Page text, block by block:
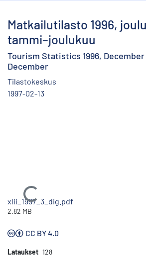
Matkailutilasto 1996,
tammi–joulukuu
Tourism Statistics 1996,
December
Tilastokeskus
1997-02-13
Ladataan...
xlii_1997_3_dig.pdf
2.82 MB
CC BY 4.0
Lataukset 128